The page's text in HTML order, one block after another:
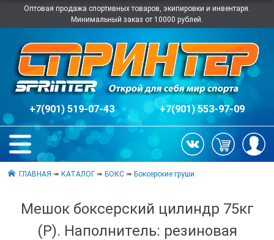
Оптовая продажа спортивных товаров, экипировки и инвентаря.
Минимальный заказ от 10000 рублей.
+7(901) 519-07-43 +7(901) 553-97-09
ГЛАВНАЯ ➠КАТАЛОГ ➠БОКС ➠Боксерские груши
Мешок боксерский цилиндр 75кг
(Р). Наполнитель: резиновая